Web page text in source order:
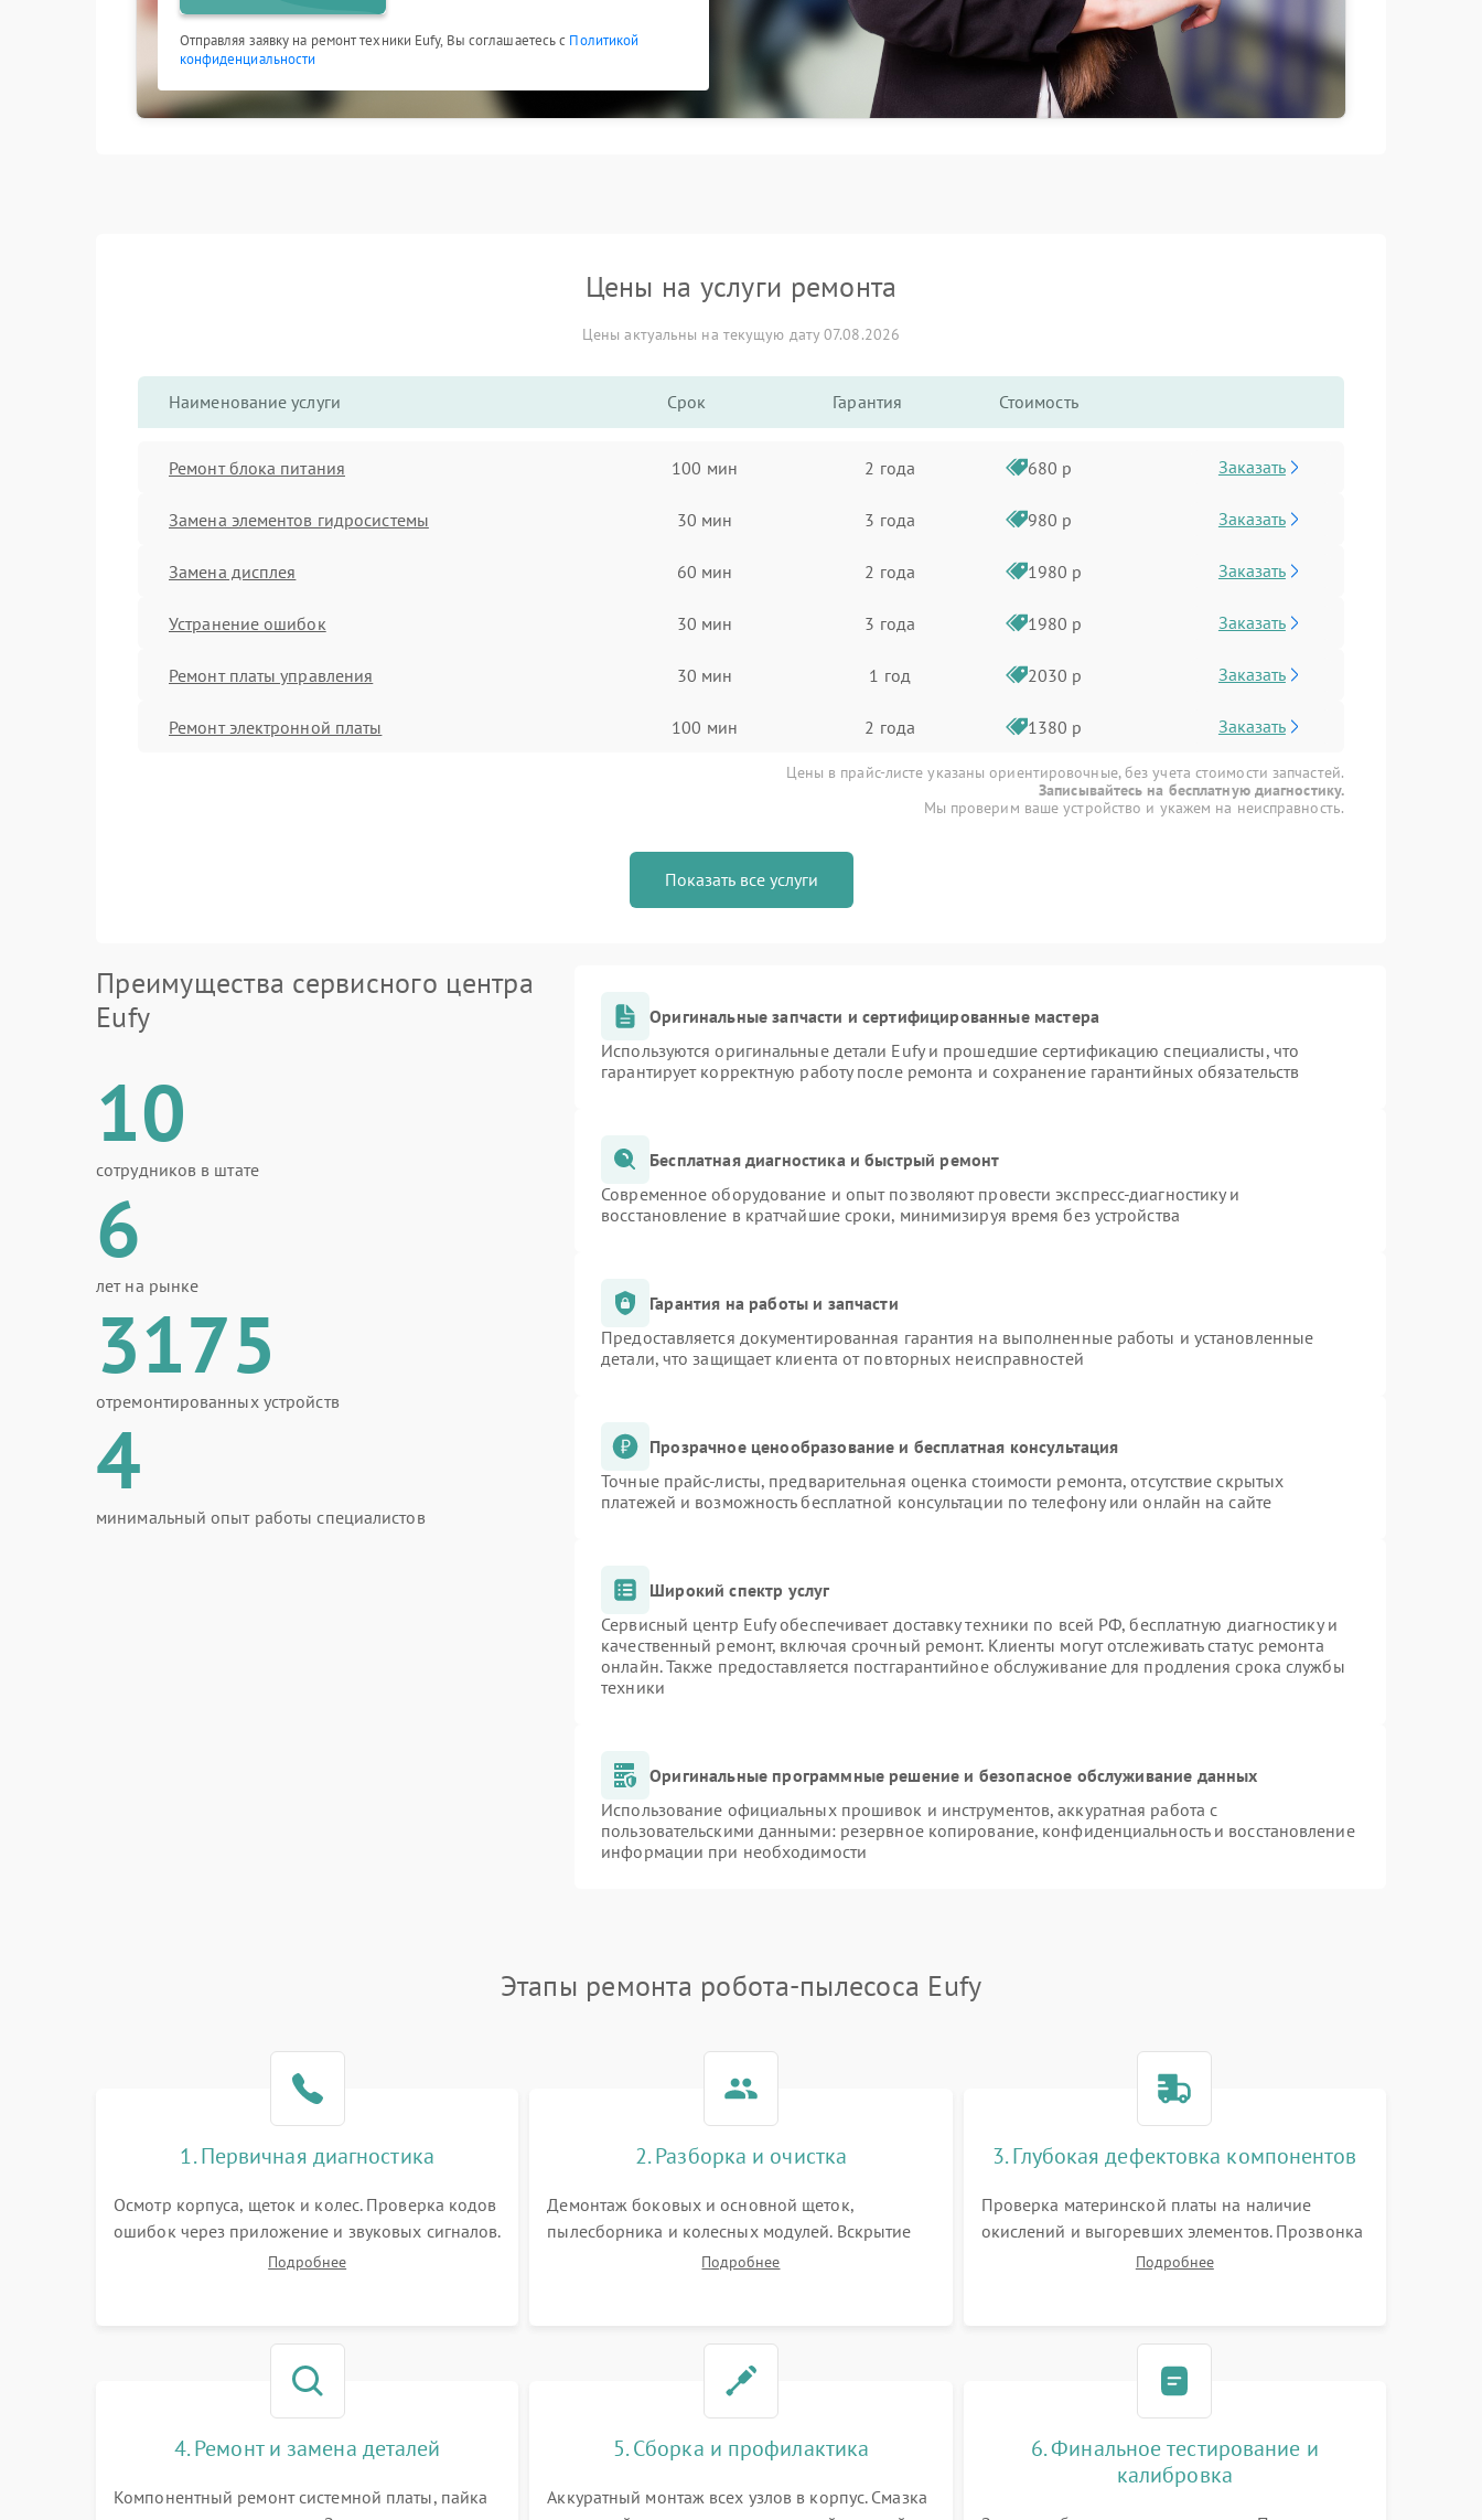
Отправляя заявку на ремонт техники Eufy, Вы соглашаетесь с Политикой
конфиденциальности
Цены на услуги ремонта
Цены актуальны на текущую дату 07.08.2026
Наименование услуги Срок Гарантия Стоимость
Ремонт блока питания 100 мин 2 года 680 р Заказать
Замена элементов гидросистемы 30 мин 3 года 980 р Заказать
Замена дисплея 60 мин 2 года 1980 р Заказать
Устранение ошибок 30 мин 3 года 1980 р Заказать
Ремонт платы управления 30 мин 1 год 2030 р Заказать
Ремонт электронной платы 100 мин 2 года 1380 р Заказать
Цены в прайс-листе указаны ориентировочные, без учета стоимости запчастей.
Записывайтесь на бесплатную диагностику.
Мы проверим ваше устройство и укажем на неисправность.
Показать все услуги
Преимущества сервисного центра
Eufy
10
сотрудников в штате
6
лет на рынке
3175
отремонтированных устройств
4
минимальный опыт работы специалистов
Оригинальные запчасти и сертифицированные мастера
Используются оригинальные детали Eufy и прошедшие сертификацию специалисты, что
гарантирует корректную работу после ремонта и сохранение гарантийных обязательств
Бесплатная диагностика и быстрый ремонт
Современное оборудование и опыт позволяют провести экспресс-диагностику и
восстановление в кратчайшие сроки, минимизируя время без устройства
Гарантия на работы и запчасти
Предоставляется документированная гарантия на выполненные работы и установленные
детали, что защищает клиента от повторных неисправностей
Прозрачное ценообразование и бесплатная консультация
Точные прайс-листы, предварительная оценка стоимости ремонта, отсутствие скрытых
платежей и возможность бесплатной консультации по телефону или онлайн на сайте
Широкий спектр услуг
Сервисный центр Eufy обеспечивает доставку техники по всей РФ, бесплатную диагностику и
качественный ремонт, включая срочный ремонт. Клиенты могут отслеживать статус ремонта
онлайн. Также предоставляется постгарантийное обслуживание для продления срока службы
техники
Оригинальные программные решение и безопасное обслуживание данных
Использование официальных прошивок и инструментов, аккуратная работа с
пользовательскими данными: резервное копирование, конфиденциальность и восстановление
информации при необходимости
Этапы ремонта робота-пылесоса Eufy
1. Первичная диагностика
Осмотр корпуса, щеток и колес. Проверка кодов
ошибок через приложение и звуковых сигналов.
Замер емкости аккумулятора и тестирование
Подробнее
2. Разборка и очистка
Демонтаж боковых и основной щеток,
пылесборника и колесных модулей. Вскрытие
корпуса робота. Тщательная очистка внутренних
Подробнее
3. Глубокая дефектовка компонентов
Проверка материнской платы на наличие
окислений и выгоревших элементов. Прозвонка
цепей питания, тестирование приводных
Подробнее
4. Ремонт и замена деталей
Компонентный ремонт системной платы, пайка
5. Сборка и профилактика
Аккуратный монтаж всех узлов в корпус. Смазка
6. Финальное тестирование и
калибровка